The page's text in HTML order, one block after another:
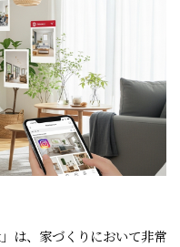
、家づくりにおいて非常